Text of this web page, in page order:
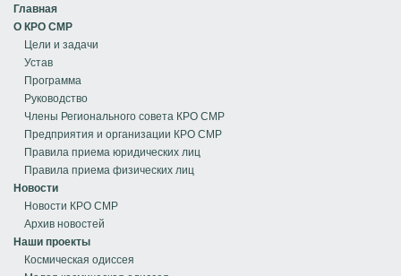
Главная
О КРО СМР
Цели и задачи
Устав
Программа
Руководство
Члены Регионального совета КРО СМР
Предприятия и организации КРО СМР
Правила приема юридических лиц
Правила приема физических лиц
Новости
Новости КРО СМР
Архив новостей
Наши проекты
Космическая одиссея